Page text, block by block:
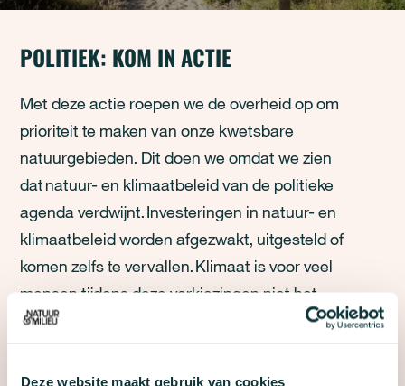
Deze website maakt gebruik van cookies
POLITIEK: KOM IN ACTIE
Met deze actie roepen we de overheid op om
prioriteit te maken van onze kwetsbare
natuurgebieden. Dit doen we omdat we zien
dat natuur- en klimaatbeleid van de politieke
agenda verdwijnt. Investeringen in natuur- en
klimaatbeleid worden afgezwakt, uitgesteld of
komen zelfs te vervallen. Klimaat is voor veel
mensen tijdens deze verkiezingen niet het
belangrijkste onderwerp, maar ze verwachten wel
op dit moment niet. Door mensen op te roepen